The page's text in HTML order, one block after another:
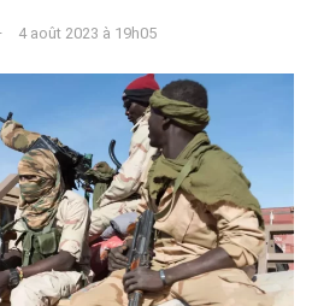
4 août 2023 à 19h05